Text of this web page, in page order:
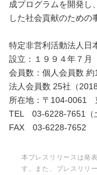
成プログラムを開発し
した社会貢献のための
特定非営利活動法人日
設立：１９９４年７月
会員数：個人会員数 約
法人会員数 25社（
所在地：〒104-0061
TEL 03-6228-7651（
FAX 03-6228-7652
本プレスリリースは発
す。また、プレスリリ